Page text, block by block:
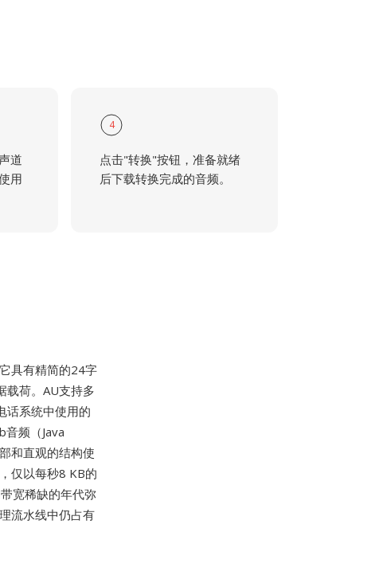
道
用
4
点击"转换"按钮，准备就绪
后下载转换完成的音频。
具有精简的24字
载荷。AU支持多
话系统中使用的
频（Java
和直观的结构使
仅以每秒8 KB的
宽稀缺的年代弥
流水线中仍占有